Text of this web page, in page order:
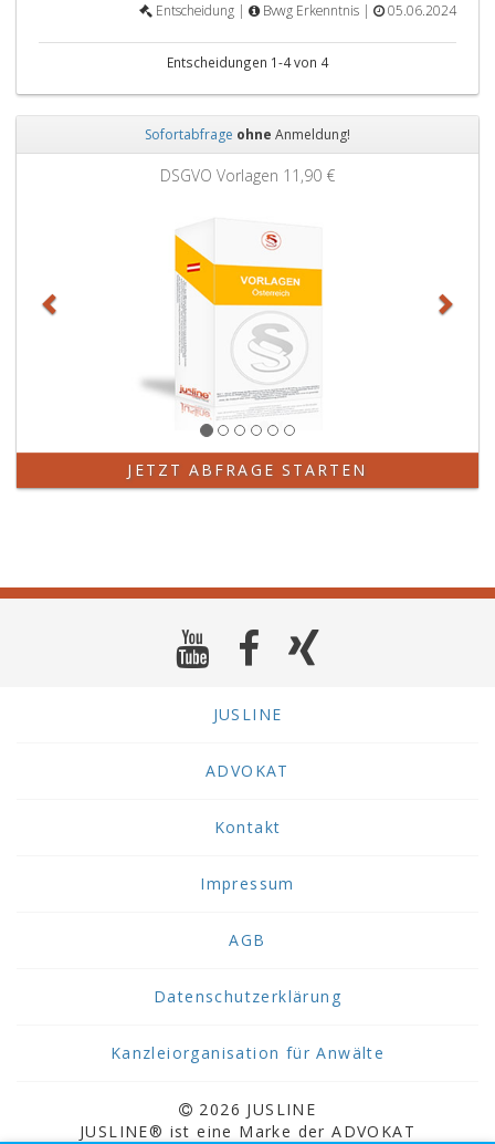
Entscheidung |
Bvwg Erkenntnis | 05.06.2024
Entscheidungen 1-4 von 4
Sofortabfrage ohne Anmeldung!
DSGVO Vorlagen 11,90 €
JETZT ABFRAGE STARTEN
JUSLINE
ADVOKAT
Kontakt
Impressum
AGB
Datenschutzerklärung
Kanzleiorganisation für Anwälte
2026 JUSLINE
JUSLINE® ist eine Marke der ADVOKAT